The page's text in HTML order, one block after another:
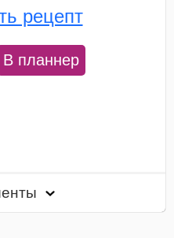
рецепт
В планнер